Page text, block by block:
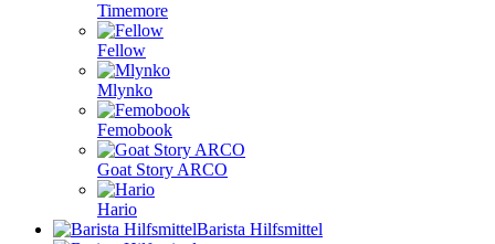
Timemore
Fellow
Mlynko
Femobook
Goat Story ARCO
Hario
Barista Hilfsmittel